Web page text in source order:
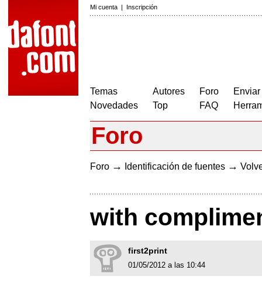
Mi cuenta | Inscripción
Temas
Novedades
Autores
Top
Foro
FAQ
Foro
Foro → Identificación de fuentes →
with
first2print
01/05/2012 a las 10:44